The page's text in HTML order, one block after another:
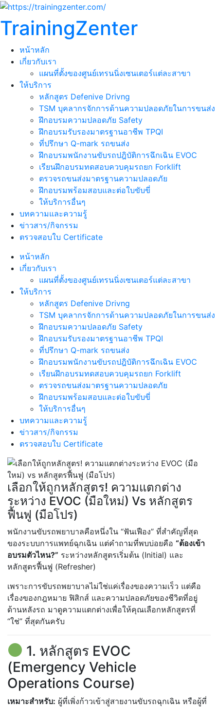
TrainingZenter
หน้าหลัก
เกี่ยวกับเรา
แผนที่ตั้งของศูนย์เทรนนิ่งเซนเตอร์แต่ละสาขา
ให้บริการ
หลักสูตร Defenive Drivng
TSM บุคลากรจักการด้านความปลอดภัยในการขนส่ง
ฝึกอบรมความปลอดภัย Safety
ฝึกอบรมรับรองมาตรฐานอาชีพ TPQI
ที่ปรึกษา Q-mark รถขนส่ง
ฝึกอบรมพนักงานขับรถปฎิบัติการฉึกเฉิน EVOC
เรียนฝึกอบรมทดสอบควบคุมรถยก Forklift
ตรวจรถขนส่งมาตรฐานความปลอดภัย
ฝึกอบรมพร้อมสอบและต่อใบขับขี่
ให้บริการอื่นๆ
บทความและความรู้
ข่าวสาร/กิจกรรม
ตรวจสอบใบ Certificate
หน้าหลัก
เกี่ยวกับเรา
แผนที่ตั้งของศูนย์เทรนนิ่งเซนเตอร์แต่ละสาขา
ให้บริการ
หลักสูตร Defenive Drivng
TSM บุคลากรจักการด้านความปลอดภัยในการขนส่ง
ฝึกอบรมความปลอดภัย Safety
ฝึกอบรมรับรองมาตรฐานอาชีพ TPQI
ที่ปรึกษา Q-mark รถขนส่ง
ฝึกอบรมพนักงานขับรถปฎิบัติการฉึกเฉิน EVOC
เรียนฝึกอบรมทดสอบควบคุมรถยก Forklift
ตรวจรถขนส่งมาตรฐานความปลอดภัย
ฝึกอบรมพร้อมสอบและต่อใบขับขี่
ให้บริการอื่นๆ
บทความและความรู้
ข่าวสาร/กิจกรรม
ตรวจสอบใบ Certificate
เลือกให้ถูกหลักสูตร! ความแตกต่าง
ระหว่าง EVOC (มือใหม่) Vs หลักสูตร
ฟื้นฟู (มือโปร)
พนักงานขับรถพยาบาลคือหนึ่งใน “ฟันเฟือง” ที่สำคัญที่สุด
ของระบบการแพทย์ฉุกเฉิน แต่คำถามที่พบบ่อยคือ “ต้องเข้า
อบรมตัวไหน?” ระหว่างหลักสูตรเริ่มต้น (Initial) และ
หลักสูตรฟื้นฟู (Refresher)
เพราะการขับรถพยาบาลไม่ใช่แค่เรื่องของความเร็ว แต่คือ
เรื่องของกฎหมาย ฟิสิกส์ และความปลอดภัยของชีวิตที่อยู่
ด้านหลังรถ มาดูความแตกต่างเพื่อให้คุณเลือกหลักสูตรที่
“ใช่” ที่สุดกันครับ
1. หลักสูตร EVOC
(Emergency Vehicle
Operations Course)
เหมาะสำหรับ: ผู้ที่เพิ่งก้าวเข้าสู่สายงานขับรถฉุกเฉิน หรือผู้ที่